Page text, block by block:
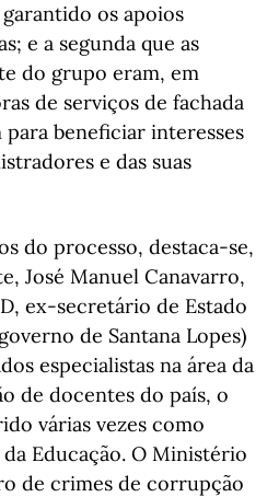
os apoios
e a segunda que as
do grupo eram, em
de serviços de fachada
para beneficiar interesses
e das suas
do processo, destaca-se,
José Manuel Canavarro,
ex-secretário de Estado
de Santana Lopes)
especialistas na área da
de docentes do país, o
várias vezes como
Educação. O Ministério
de crimes de corrupção